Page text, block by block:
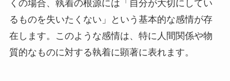
くの場合、執着の根源には「自分が大切にしてい
るものを失いたくない」という基本的な感情が存
在します。このような感情は、特に人間関係や物
質的なものに対する執着に顕著に表れます。